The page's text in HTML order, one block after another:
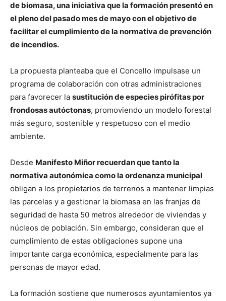
de biomasa, una iniciativa que la formación presentó en
el pleno del pasado mes de mayo con el objetivo de
facilitar el cumplimiento de la normativa de prevención
de incendios.
La propuesta planteaba que el Concello impulsase un
programa de colaboración con otras administraciones
para favorecer la sustitución de especies pirófitas por
frondosas autóctonas, promoviendo un modelo forestal
más seguro, sostenible y respetuoso con el medio
ambiente.
Desde Manifesto Miñor recuerdan que tanto la
normativa autonómica como la ordenanza municipal
obligan a los propietarios de terrenos a mantener limpias
las parcelas y a gestionar la biomasa en las franjas de
seguridad de hasta 50 metros alrededor de viviendas y
núcleos de población. Sin embargo, consideran que el
cumplimiento de estas obligaciones supone una
importante carga económica, especialmente para las
personas de mayor edad.
La formación sostiene que numerosos ayuntamientos ya